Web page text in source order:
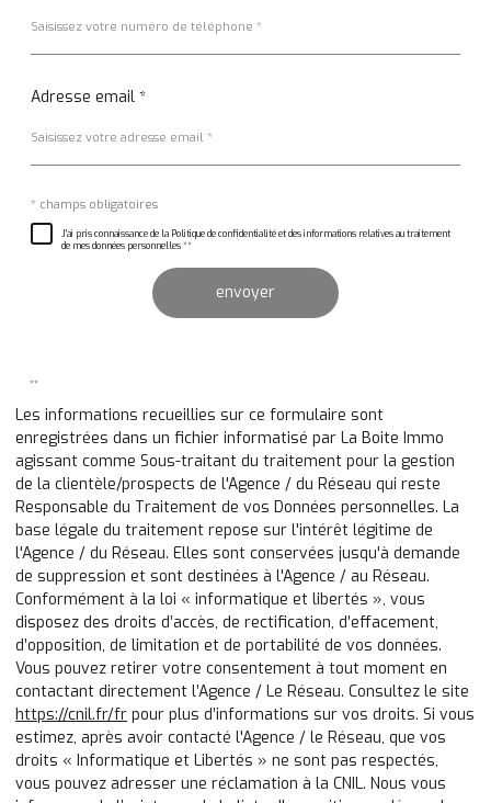
Adresse email *
Validation
* champs obligatoires
J'ai pris connaissance de la Politique de confidentialité et des informations relatives au traitement
de mes données personnelles **
envoyer
**
Les informations recueillies sur ce formulaire sont
enregistrées dans un fichier informatisé par La Boite Immo
agissant comme Sous-traitant du traitement pour la gestion
de la clientèle/prospects de l'Agence / du Réseau qui reste
Responsable du Traitement de vos Données personnelles. La
base légale du traitement repose sur l'intérêt légitime de
l'Agence / du Réseau. Elles sont conservées jusqu'à demande
de suppression et sont destinées à l'Agence / au Réseau.
Conformément à la loi « informatique et libertés », vous
disposez des droits d’accès, de rectification, d’effacement,
d’opposition, de limitation et de portabilité de vos données.
Vous pouvez retirer votre consentement à tout moment en
contactant directement l’Agence / Le Réseau. Consultez le site
https://cnil.fr/fr pour plus d’informations sur vos droits. Si vous
estimez, après avoir contacté l'Agence / le Réseau, que vos
droits « Informatique et Libertés » ne sont pas respectés,
vous pouvez adresser une réclamation à la CNIL. Nous vous